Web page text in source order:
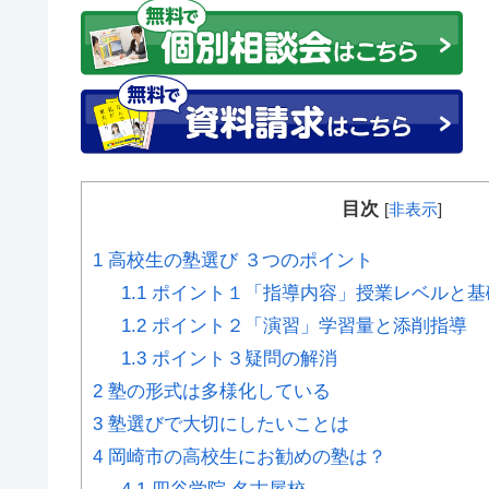
目次 [非表示]
1 高校生の塾選び ３つのポイント
1.1ポイント１「指導内容」授業レベルと
1.2ポイント２「演習」学習量と添削指導
1.3ポイント３疑問の解消
2 塾の形式は多様化している
3 塾選びで大切にしたいことは
4 岡崎市の高校生にお勧めの塾は？